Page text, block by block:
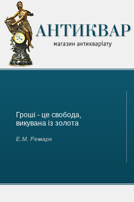
Гроші - це свобода,
викувана із золота
Е.М. Ремарк